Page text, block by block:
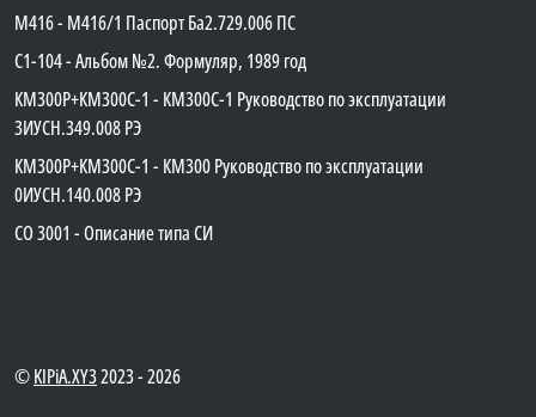
М416 - М416/1 Паспорт Ба2.729.006 ПС
C1-104 - Альбом №2. Формуляр, 1989 год
КМ300Р+КМ300С-1 - КМ300C-1 Руководство по эксплуатации
3ИУСН.349.008 РЭ
КМ300Р+КМ300С-1 - КМ300 Руководство по эксплуатации
0ИУСН.140.008 РЭ
СО 3001 - Описание типа СИ
©KIPiA.XY32023 - 2026